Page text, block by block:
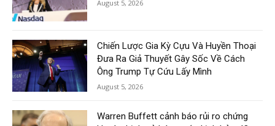
August 5, 2026
Chiến Lược Gia Kỳ Cựu Và Huyền Thoại
Đưa Ra Giả Thuyết Gây Sốc Về Cách
Ông Trump Tự Cứu Lấy Mình
August 5, 2026
Warren Buffett cảnh báo rủi ro chứng